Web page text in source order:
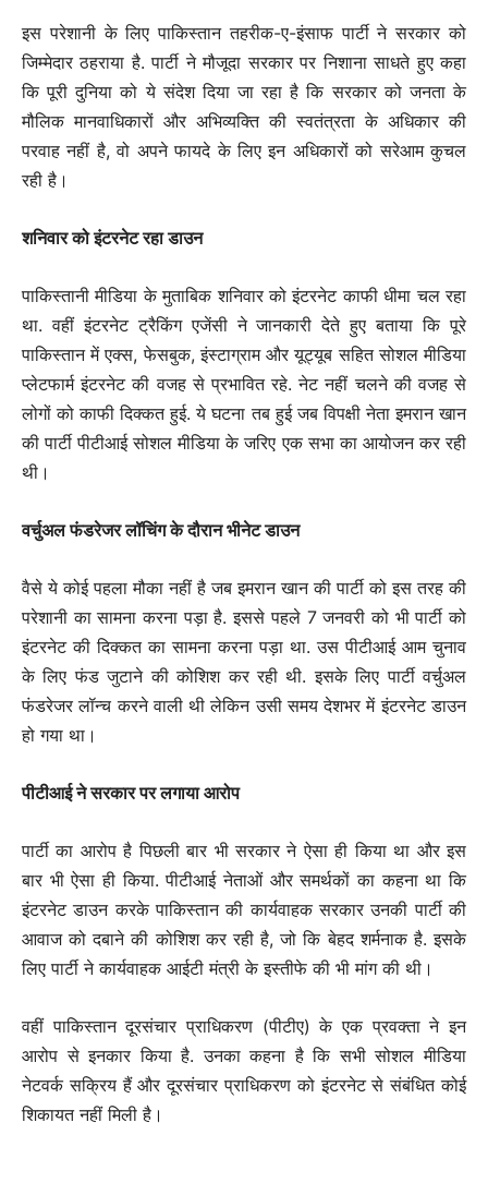
इस परेशानी के लिए पाकिस्तान तहरीक-ए-इंसाफ पार्टी ने सरकार को
जिम्मेदार ठहराया है. पार्टी ने मौजूदा सरकार पर निशाना साधते हुए कहा
कि पूरी दुनिया को ये संदेश दिया जा रहा है कि सरकार को जनता के
मौलिक मानवाधिकारों और अभिव्यक्ति की स्वतंत्रता के अधिकार की
परवाह नहीं है, वो अपने फायदे के लिए इन अधिकारों को सरेआम कुचल
रही है।
शनिवार को इंटरनेट रहा डाउन
पाकिस्तानी मीडिया के मुताबिक शनिवार को इंटरनेट काफी धीमा चल रहा
था. वहीं इंटरनेट ट्रैकिंग एजेंसी ने जानकारी देते हुए बताया कि पूरे
पाकिस्तान में एक्स, फेसबुक, इंस्टाग्राम और यूट्यूब सहित सोशल मीडिया
प्लेटफार्म इंटरनेट की वजह से प्रभावित रहे. नेट नहीं चलने की वजह से
लोगों को काफी दिक्कत हुई. ये घटना तब हुई जब विपक्षी नेता इमरान खान
की पार्टी पीटीआई सोशल मीडिया के जरिए एक सभा का आयोजन कर रही
थी।
वर्चुअल फंडरेजर लॉचिंग के दौरान भीनेट डाउन
वैसे ये कोई पहला मौका नहीं है जब इमरान खान की पार्टी को इस तरह की
परेशानी का सामना करना पड़ा है. इससे पहले 7 जनवरी को भी पार्टी को
इंटरनेट की दिक्कत का सामना करना पड़ा था. उस पीटीआई आम चुनाव
के लिए फंड जुटाने की कोशिश कर रही थी. इसके लिए पार्टी वर्चुअल
फंडरेजर लॉन्च करने वाली थी लेकिन उसी समय देशभर में इंटरनेट डाउन
हो गया था।
पीटीआई ने सरकार पर लगाया आरोप
पार्टी का आरोप है पिछली बार भी सरकार ने ऐसा ही किया था और इस
बार भी ऐसा ही किया. पीटीआई नेताओं और समर्थकों का कहना था कि
इंटरनेट डाउन करके पाकिस्तान की कार्यवाहक सरकार उनकी पार्टी की
आवाज को दबाने की कोशिश कर रही है, जो कि बेहद शर्मनाक है. इसके
लिए पार्टी ने कार्यवाहक आईटी मंत्री के इस्तीफे की भी मांग की थी।
वहीं पाकिस्तान दूरसंचार प्राधिकरण (पीटीए) के एक प्रवक्ता ने इन
आरोप से इनकार किया है. उनका कहना है कि सभी सोशल मीडिया
नेटवर्क सक्रिय हैं और दूरसंचार प्राधिकरण को इंटरनेट से संबंधित कोई
शिकायत नहीं मिली है।